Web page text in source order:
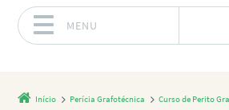
MENU
Início Perícia Grafotécnica Curso de Perito